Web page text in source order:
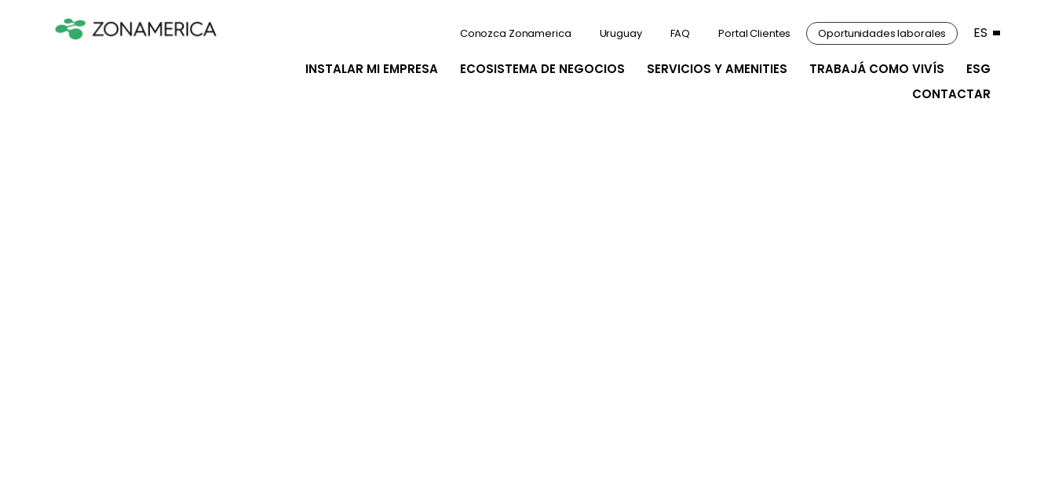
INSTALAR MI EMPRESA ECOSISTEMA DE NEGOCIOS SERVICIOS Y AMENITIES TRABAJÁ COMO VIVÍS
ESG
CONTACTAR
Conozca Zonamerica Uruguay FAQ Portal Clientes Oportunidades laborales ES